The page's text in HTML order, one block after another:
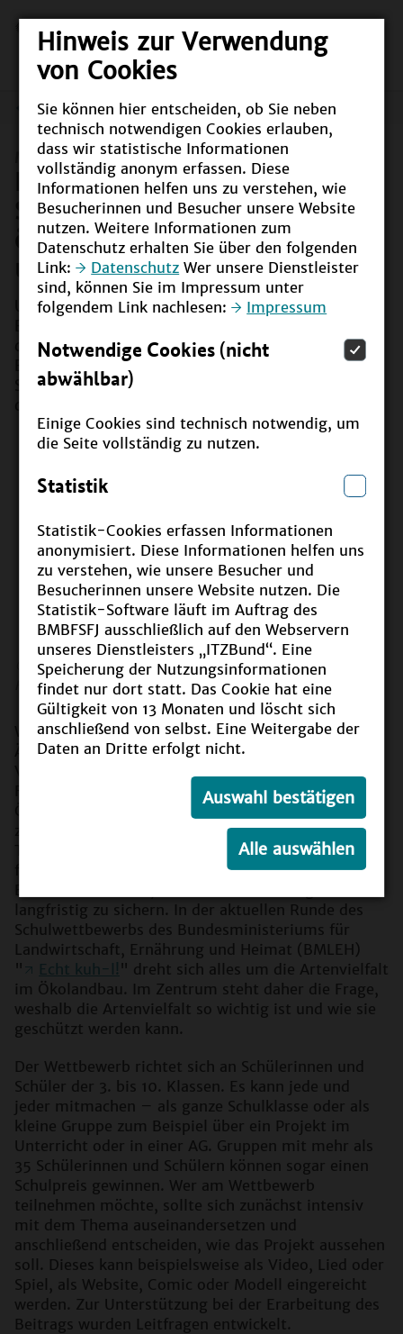
Hinweis zur Verwendung
von Cookies
Sie können hier entscheiden, ob Sie neben
technisch notwendigen Cookies erlauben,
dass wir statistische Informationen
vollständig anonym erfassen. Diese
Informationen helfen uns zu verstehen, wie
Besucherinnen und Besucher unsere Website
nutzen. Weitere Informationen zum
Datenschutz erhalten Sie über den folgenden
Link:
Datenschutz Wer unsere Dienstleister
sind, können Sie im Impressum unter
folgendem Link nachlesen:
Impressum
Notwendige Cookies (nicht
abwählbar)
Einige Cookies sind technisch notwendig, um
die Seite vollständig zu nutzen.
Statistik
Statistik-Cookies erfassen Informationen
anonymisiert. Diese Informationen helfen uns
zu verstehen, wie unsere Besucher und
Besucherinnen unsere Website nutzen. Die
Statistik-Software läuft im Auftrag des
BMBFSFJ ausschließlich auf den Webservern
unseres Dienstleisters „ITZBund“. Eine
Speicherung der Nutzungsinformationen
findet nur dort statt. Das Cookie hat eine
Gültigkeit von 13 Monaten und löscht sich
anschließend von selbst. Eine Weitergabe der
Daten an Dritte erfolgt nicht.
Auswahl bestätigen
Alle auswählen
Meldungen
Echt kuh-l! Bundesweiter
Schulwettbewerb zur
ökologischen Landwirtschaft
und Ernährung
Meldung vom 03.02.2026
Unter dem Motto "Expedition Wiese und Acker:
das Bundesministerium für Landwirtschaft,
Ernährung und Heimat im Rahmen eines
Schulwettbewerbs kreative Projektideen rund um
Bundesministerium für Landwirtschaft, Ernährung und
Heimat (BMLEH)
Warum ist es wichtig, dass auf unseren Wiesen und
Äckern möglichst viele unterschiedliche Insekten,
Feldtiere dort besonders viel Nahrung? Im
Ökolandbau spielt der Erhalt der Artenvielfalt eine
zentrale Rolle. Nur mit einer großen Vielfalt an
Tieren und Pflanzen können wir in einem
funktionierenden Ökosystem leben. Und das ist am
langfristig zu sichern. In der aktuellen Runde des
Schulwettbewerbs des Bundesministeriums für
Landwirtschaft, Ernährung und Heimat (BMLEH)
"
Echt kuh-l! " dreht sich alles um die Artenvielfalt
im Ökolandbau. Im Zentrum steht daher die Frage,
weshalb die Artenvielfalt so wichtig ist und wie sie
geschützt werden kann.
Der Wettbewerb richtet sich an Schülerinnen und
Schüler der 3. bis 10. Klassen. Es kann jede und
jeder mitmachen – als ganze Schulklasse oder als
kleine Gruppe zum Beispiel über ein Projekt im
Unterricht oder in einer AG. Gruppen mit mehr als
35 Schülerinnen und Schülern können sogar einen
Schulpreis gewinnen. Wer am Wettbewerb
teilnehmen möchte, sollte sich zunächst intensiv
mit dem Thema auseinandersetzen und
anschließend entscheiden, wie das Projekt aussehen
soll. Dieses kann beispielsweise als Video, Lied oder
Spiel, als Website, Comic oder Modell eingereicht
werden. Zur Unterstützung bei der Erarbeitung des
Beitrags wurden Leitfragen entwickelt.